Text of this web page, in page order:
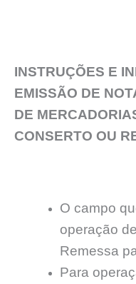
INSTRUÇÕES E
EMISSÃO DE
DE
CONSERTO OU
O campo
operação
Remessa
Para